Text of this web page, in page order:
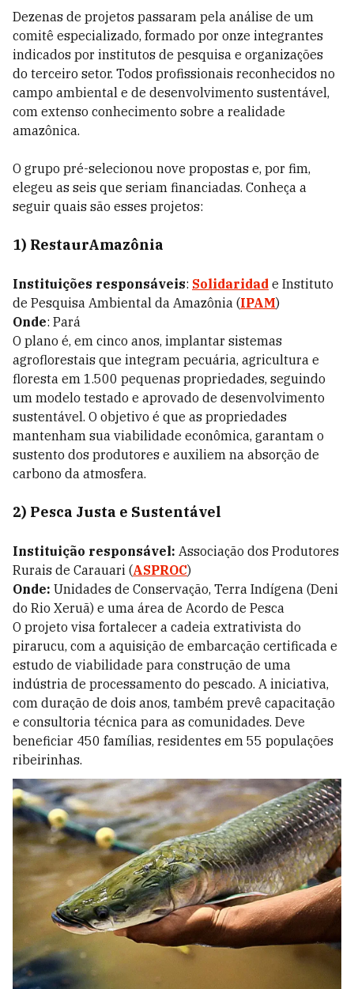
Dezenas de projetos passaram pela análise de um
comitê especializado, formado por onze integrantes
indicados por institutos de pesquisa e organizações
do terceiro setor. Todos profissionais reconhecidos no
campo ambiental e de desenvolvimento sustentável,
com extenso conhecimento sobre a realidade
amazônica.
O grupo pré-selecionou nove propostas e, por fim,
elegeu as seis que seriam financiadas. Conheça a
seguir quais são esses projetos:
1) RestaurAmazônia
Instituições responsáveis: Solidaridad e Instituto
de Pesquisa Ambiental da Amazônia (IPAM)
Onde: Pará
O plano é, em cinco anos, implantar sistemas
agroflorestais que integram pecuária, agricultura e
floresta em 1.500 pequenas propriedades, seguindo
um modelo testado e aprovado de desenvolvimento
sustentável. O objetivo é que as propriedades
mantenham sua viabilidade econômica, garantam o
sustento dos produtores e auxiliem na absorção de
carbono da atmosfera.
2) Pesca Justa e Sustentável
Instituição responsável: Associação dos Produtores
Rurais de Carauari (ASPROC)
Onde: Unidades de Conservação, Terra Indígena (Deni
do Rio Xeruã) e uma área de Acordo de Pesca
O projeto visa fortalecer a cadeia extrativista do
pirarucu, com a aquisição de embarcação certificada e
estudo de viabilidade para construção de uma
indústria de processamento do pescado. A iniciativa,
com duração de dois anos, também prevê capacitação
e consultoria técnica para as comunidades. Deve
beneficiar 450 famílias, residentes em 55 populações
ribeirinhas.